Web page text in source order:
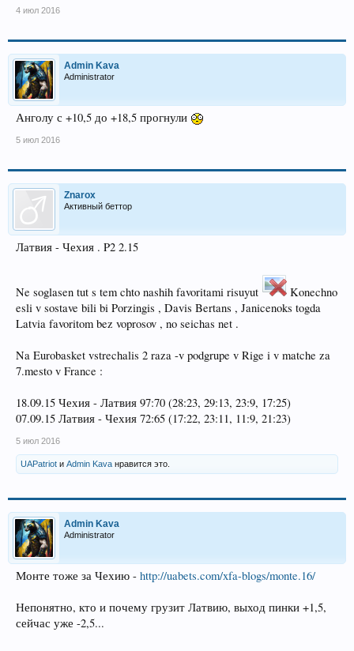
4 июл 2016
Admin Kava
Administrator
Анголу с +10,5 до +18,5 прогнули
5 июл 2016
Znarox
Активный беттор
Латвия - Чехия . P2 2.15
Ne soglasen tut s tem chto nashih favoritami risuyut
Konechno
esli v sostave bili bi Porzingis , Davis Bertans , Janicenoks togda
Latvia favoritom bez voprosov , no seichas net .
Na Eurobasket vstrechalis 2 raza -v podgrupe v Rige i v matche za
7.mesto v France :
18.09.15 Чехия - Латвия 97:70 (28:23, 29:13, 23:9, 17:25)
07.09.15 Латвия - Чехия 72:65 (17:22, 23:11, 11:9, 21:23)
5 июл 2016
UAPatriot и Admin Kava нравится это.
Admin Kava
Administrator
Монте тоже за Чехию - http://uabets.com/xfa-blogs/monte.16/
Непонятно, кто и почему грузит Латвию, выход пинки +1,5,
сейчас уже -2,5...